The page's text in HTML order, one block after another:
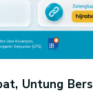
Untung